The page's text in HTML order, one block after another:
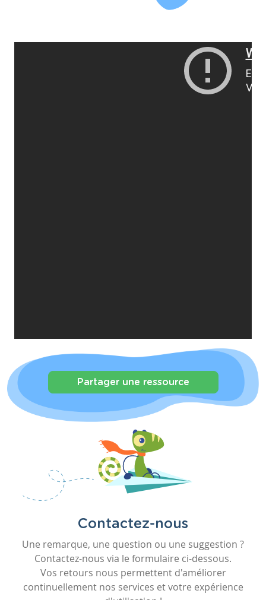
Partager une ressource
Contactez-nous
Une remarque, une question ou une suggestion ?
Contactez-nous via le formulaire ci-dessous.
Vos retours nous permettent d'améliorer
continuellement nos services et votre expérience